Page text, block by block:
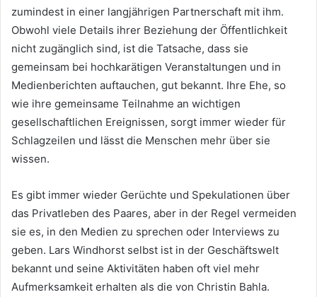
zumindest in einer langjährigen Partnerschaft mit ihm.
Obwohl viele Details ihrer Beziehung der Öffentlichkeit
nicht zugänglich sind, ist die Tatsache, dass sie
gemeinsam bei hochkarätigen Veranstaltungen und in
Medienberichten auftauchen, gut bekannt. Ihre Ehe, so
wie ihre gemeinsame Teilnahme an wichtigen
gesellschaftlichen Ereignissen, sorgt immer wieder für
Schlagzeilen und lässt die Menschen mehr über sie
wissen.
Es gibt immer wieder Gerüchte und Spekulationen über
das Privatleben des Paares, aber in der Regel vermeiden
sie es, in den Medien zu sprechen oder Interviews zu
geben. Lars Windhorst selbst ist in der Geschäftswelt
bekannt und seine Aktivitäten haben oft viel mehr
Aufmerksamkeit erhalten als die von Christin Bahla.